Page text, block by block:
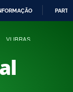
VLIBRAS